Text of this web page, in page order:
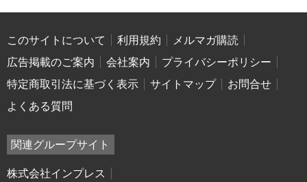
このサイトについて 利用規約
メルマガ購読
広告掲載のご案内
会社案内
プライバシーポリシー
特定商取引法に基づく表示
サイトマップ
お問合せ
よくある質問
関連グループサイト
株式会社インプレス